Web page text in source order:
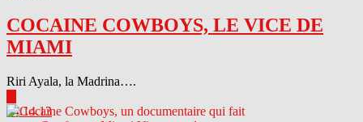
COCAINE COWBOYS, LE VICE DE
MIAMI
Riri Ayala, la Madrina….
04.14.13